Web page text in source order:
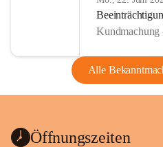
Kundmachung
Alle
Öffnungszeiten